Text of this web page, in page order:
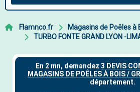
Flamnco.fr Magasins de Poêles à
TURBO FONTE GRAND LYON -